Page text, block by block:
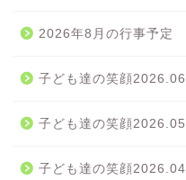
2026年8月の行事予定
子ども達の笑顔2026.06
子ども達の笑顔2026.05
子ども達の笑顔2026.04